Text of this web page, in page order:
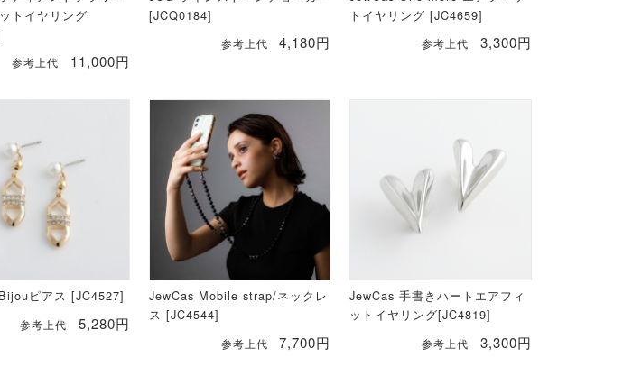
トイヤリング
参考上代 11,000円
[JCQ0184]
参考上代 4,180円
トイヤリング [JC4659]
参考上代 3,300円
ピアス [JC4527]
参考上代 5,280円
JewCas Mobile strap/ネックレ
ス [JC4544]
参考上代 7,700円
JewCas 手書きハートエアフィ
ットイヤリング[JC4819]
参考上代 3,300円